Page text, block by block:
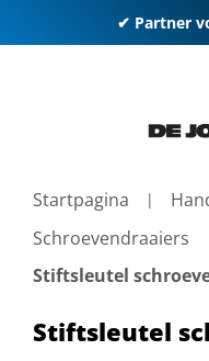
✔ Partner
Startpagina
Schroevendraaiers
Stiftsleutel
Stiftsleutel